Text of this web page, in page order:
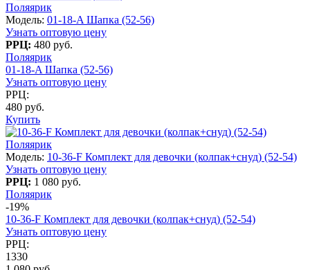
Поляярик
Модель: 01-18-A Шапка (52-56)
Узнать оптовую цену
РРЦ: 480 руб.
Поляярик
01-18-A Шапка (52-56)
Узнать оптовую цену
РРЦ:
480 руб.
Купить
Поляярик
Модель: 10-36-F Комплект для девочки (колпак+снуд) (52-54)
Узнать оптовую цену
РРЦ: 1 080 руб.
Поляярик
-19%
10-36-F Комплект для девочки (колпак+снуд) (52-54)
Узнать оптовую цену
РРЦ:
1330